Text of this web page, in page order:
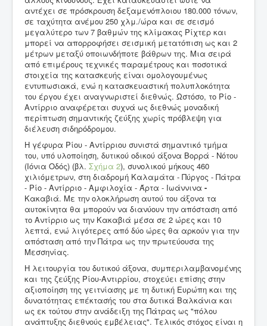
αντέχει σε πρόσκρουση δεξαμενόπλοιου 180.000 τόνων,
σε ταχύτητα ανέμου 250 χλμ./ώρα και σε σεισμό
μεγαλύτερο των 7 βαθμών της κλίμακας Ρίχτερ και
μπορεί να απορροφήσει σεισμική μετατόπιση ως και 2
μέτρων μεταξύ οποιωνδήποτε βάθρων της. Μια σειρά
από επιμέρους τεχνικές παραμέτρους και ποσοτικά
στοιχεία της κατασκευής είναι ομολογουμένως
εντυπωσιακά, ενώ η κατασκευαστική πολυπλοκότητα
του έργου έχει αναγνωριστεί διεθνώς. Ωστόσο, το Ρίο -
Αντίρριο αναφέρεται συχνά ως διεθνώς μοναδική
περίπτωση σημαντικής ζεύξης χωρίς πρόβλεψη για
διέλευση σιδηρόδρομου.
Η γέφυρα Ρίου - Αντίρριου συνιστά σημαντικό τμήμα
του, υπό υλοποίηση, δυτικού οδικού άξονα Βορρά - Νότου
(Ιόνια Οδός) (βλ. Σχήμα 2), συνολικού μήκους 460
χιλιόμετρων, στη διαδρομή Καλαμάτα - Πύργος - Πάτρα
- Ρίο - Αντίρριο - Αμφιλοχία - Άρτα - Ιωάννινα -
Κακαβιά. Με την ολοκλήρωση αυτού του άξονα τα
αυτοκίνητα θα μπορούν να διανύουν την απόσταση από
το Αντίρριο ως την Κακαβιά μέσα σε 2 ώρες και 10
λεπτά, ενώ λιγότερες από δύο ώρες θα αρκούν για την
απόσταση από την Πάτρα ως την πρωτεύουσα της
Μεσσηνίας.
Η λειτουργία του δυτικού άξονα, συμπεριλαμβανομένης
και της ζεύξης Ρίου-Αντιρρίου, στοχεύει επίσης στην
αξιοποίηση της γειτνίασης με τη δυτική Ευρώπη και της
δυνατότητας επέκτασής του στα δυτικά Βαλκάνια και
ως εκ τούτου στην ανάδειξη της Πάτρας ως "πόλου
ανάπτυξης διεθνούς εμβέλειας". Τελικός στόχος είναι η